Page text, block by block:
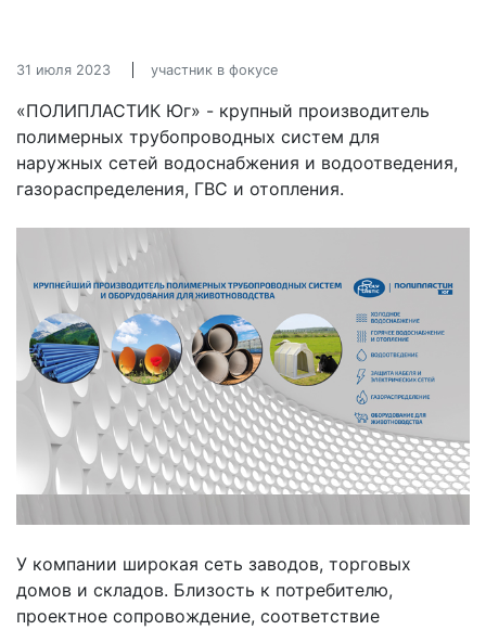
31 июля 2023 участник в фокусе
«ПОЛИПЛАСТИК Юг» - крупный производитель
полимерных трубопроводных систем для
наружных сетей водоснабжения и водоотведения,
газораспределения, ГВС и отопления.
У компании широкая сеть заводов, торговых
домов и складов. Близость к потребителю,
проектное сопровождение, соответствие